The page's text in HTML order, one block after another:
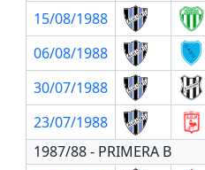
15/08/1988
06/08/1988
30/07/1988
23/07/1988
1987/88 - PRIMERA B